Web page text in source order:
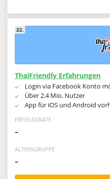
22.
ThaiFriendly Erfahrungen
Login via Facebook Konto
Über 2.4 Mio. Nutzer
App für iOS und Android
ERFOLGSRATE
–
ALTERSGRUPPE
–